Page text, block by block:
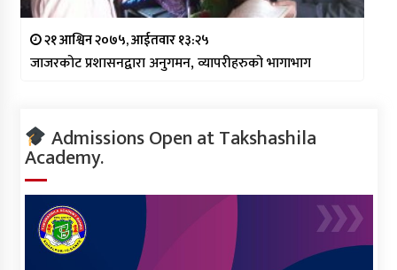
२१ आश्विन २०७५, आईतवार १३:२५
जाजरकोट प्रशासनद्वारा अनुगमन, व्यापरीहरुको भागाभाग
Admissions Open at Takshashila
Academy.